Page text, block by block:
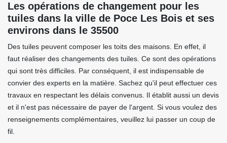
Les opérations de changement pour les
tuiles dans la ville de Poce Les Bois et ses
environs dans le 35500
Des tuiles peuvent composer les toits des maisons. En effet, il
faut réaliser des changements des tuiles. Ce sont des opérations
qui sont très difficiles. Par conséquent, il est indispensable de
convier des experts en la matière. Sachez qu'il peut effectuer ces
travaux en respectant les délais convenus. Il établit aussi un devis
et il n'est pas nécessaire de payer de l'argent. Si vous voulez des
renseignements complémentaires, veuillez lui passer un coup de
fil.